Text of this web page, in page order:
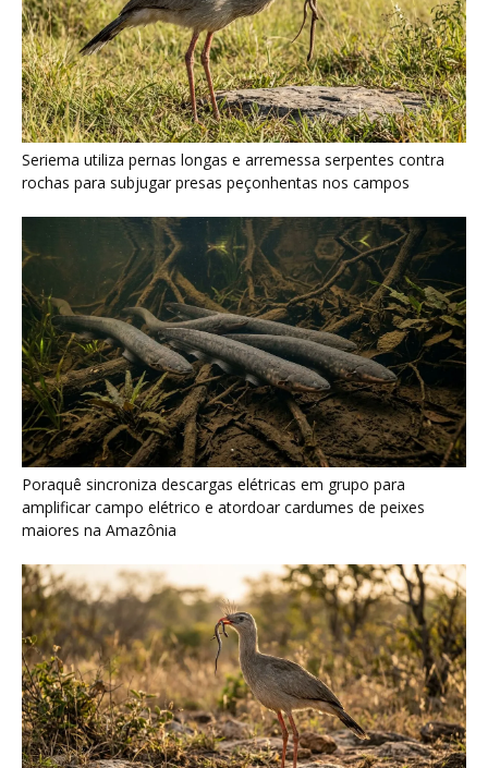
Poraquê sincroniza descargas elétricas em grupo para
amplificar campo elétrico e atordoar cardumes de peixes
maiores na Amazônia
Seriema combina corridas em alta velocidade e arremessos
contra rochas para imobilizar serpentes peçonhentas no
cerrado